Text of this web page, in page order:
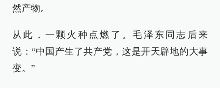
然产物。
从此，一颗火种点燃了。毛泽东同志后来
说：“中国产生了共产党，这是开天辟地的大事
变。”